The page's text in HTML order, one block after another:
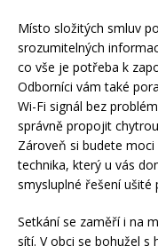
Místo složitých smluv
srozumitelných
co vše je potřeba k
Odborníci vám také
Wi-Fi signál bez
správně propojit
Zároveň si budete
technika, který u vás
smysluplné řešení ušité
Setkání se zaměří i na
sítí. V obci se bohužel